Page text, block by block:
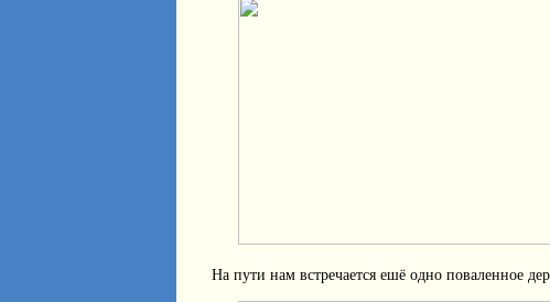
На пути нам встречается ешё одно поваленное